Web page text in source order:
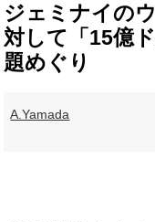
ジェミナイの
対して「15億
題めぐり
A.Yamada